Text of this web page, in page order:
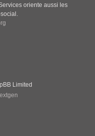
oriente aussi les
Limited